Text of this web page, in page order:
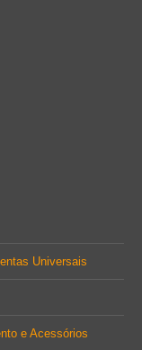
Universais
e Acessórios